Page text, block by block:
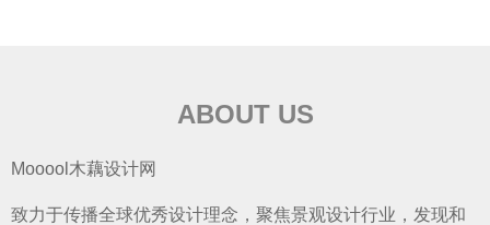
ABOUT US
Mooool木藕设计网
致力于传播全球优秀设计理念，聚焦景观设计行业，发现和